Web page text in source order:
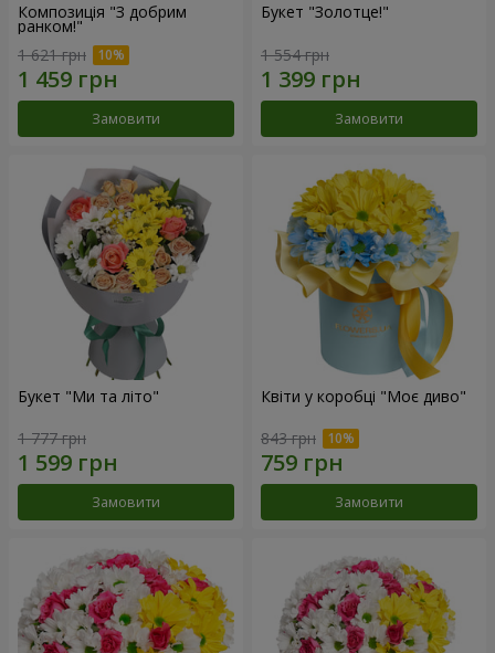
Композиція "З добрим
ранком!"
1 621 грн
Замовити
Букет "Золотце!"
1 554 грн
Замовити
Букет "Ми та літо"
1 777 грн
Замовити
Квіти у коробці "Моє диво"
843 грн
Замовити